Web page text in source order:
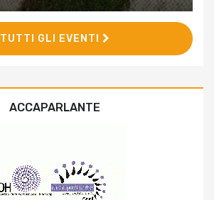
TUTTI GLI EVENTI
ACCAPARLANTE